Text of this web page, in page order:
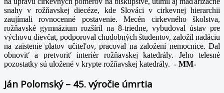
snahy v rožňavskej diecéze, kde Slováci v cirkevnej hierarchii
zaujímali rovnocenné postavenie. Mecén cirkevného školstva,
rožňavské gymnázium rozšíril na 8-triedne, vybudoval ústav pre
výchovu dievčat, podporoval chudobných študentov, založil nadáciu
na zaistenie platov učiteľov, pracoval na založení nemocnice. Dal
obnoviť a pretvoriť interiér rožňavskej katedrály. Jeho telesné
pozostatky sú uložené v krypte rožňavskej katedrály. - MM-
Ján Polomský – 45. výročie úmrtia